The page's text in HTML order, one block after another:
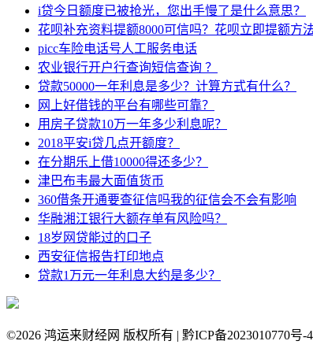
i贷今日额度已被抢光，您出手慢了是什么意思？
花呗补充资料提额8000可信吗？花呗立即提额方
picc车险电话号人工服务电话
农业银行开户行查询短信查询 ？
贷款50000一年利息是多少？计算方式有什么？
网上好借钱的平台有哪些可靠？
用房子贷款10万一年多少利息呢？
2018平安i贷几点开额度？
在分期乐上借10000得还多少？
津巴布韦最大面值货币
360借条开通要查征信吗我的征信会不会有影响
华融湘江银行大额存单有风险吗？
18岁网贷能过的口子
西安征信报告打印地点
贷款1万元一年利息大约是多少？
©2026 鸿运来财经网 版权所有 | 黔ICP备2023010770号-4